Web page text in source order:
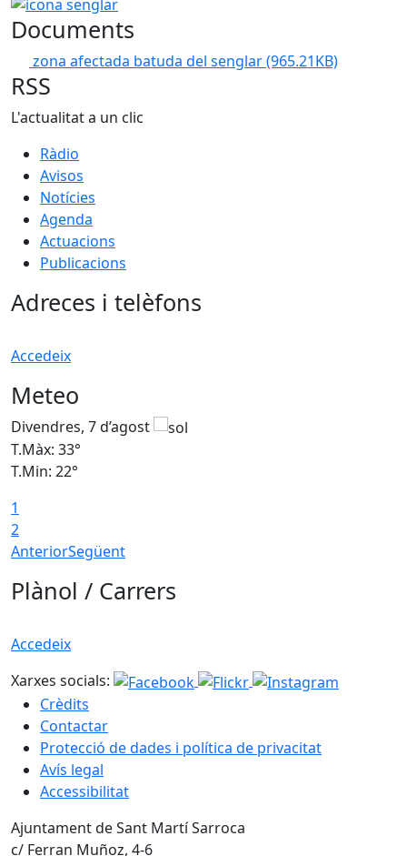
Documents
zona afectada batuda del senglar(965.21KB)
RSS
L'actualitat a un clic
Ràdio
Avisos
Notícies
Agenda
Actuacions
Publicacions
Adreces i telèfons
Accedeix
Meteo
Divendres, 7 d’agost
T.Màx: 33°
T.Min: 22°
1
2
AnteriorSegüent
Plànol / Carrers
Accedeix
Xarxes socials:
Crèdits
Contactar
Protecció de dades i política de privacitat
Avís legal
Accessibilitat
Ajuntament de Sant Martí Sarroca
c/ Ferran Muñoz, 4-6